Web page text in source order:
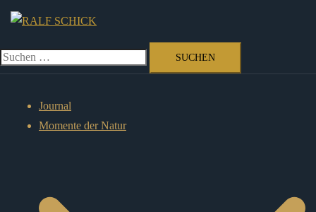
Zum
Inhalt
springen
Suchen
Journal
Momente der Natur